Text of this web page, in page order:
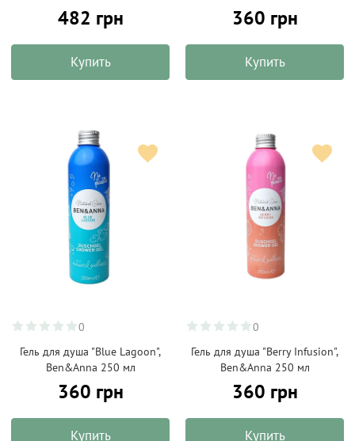
482 грн
Купить
360 грн
Купить
0
Гель для душа "Blue Lagoon",
Ben&Anna 250 мл
360 грн
Купить
0
Гель для душа "Berry Infusion",
Ben&Anna 250 мл
360 грн
Купить